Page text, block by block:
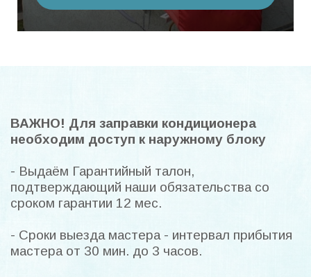
ВАЖНО! Для заправки кондиционера
необходим доступ к наружному блоку
- Выдаём Гарантийный талон,
подтверждающий наши обязательства со
сроком гарантии 12 мес.
- Сроки выезда мастера - интервал прибытия
мастера от 30 мин. до 3 часов.